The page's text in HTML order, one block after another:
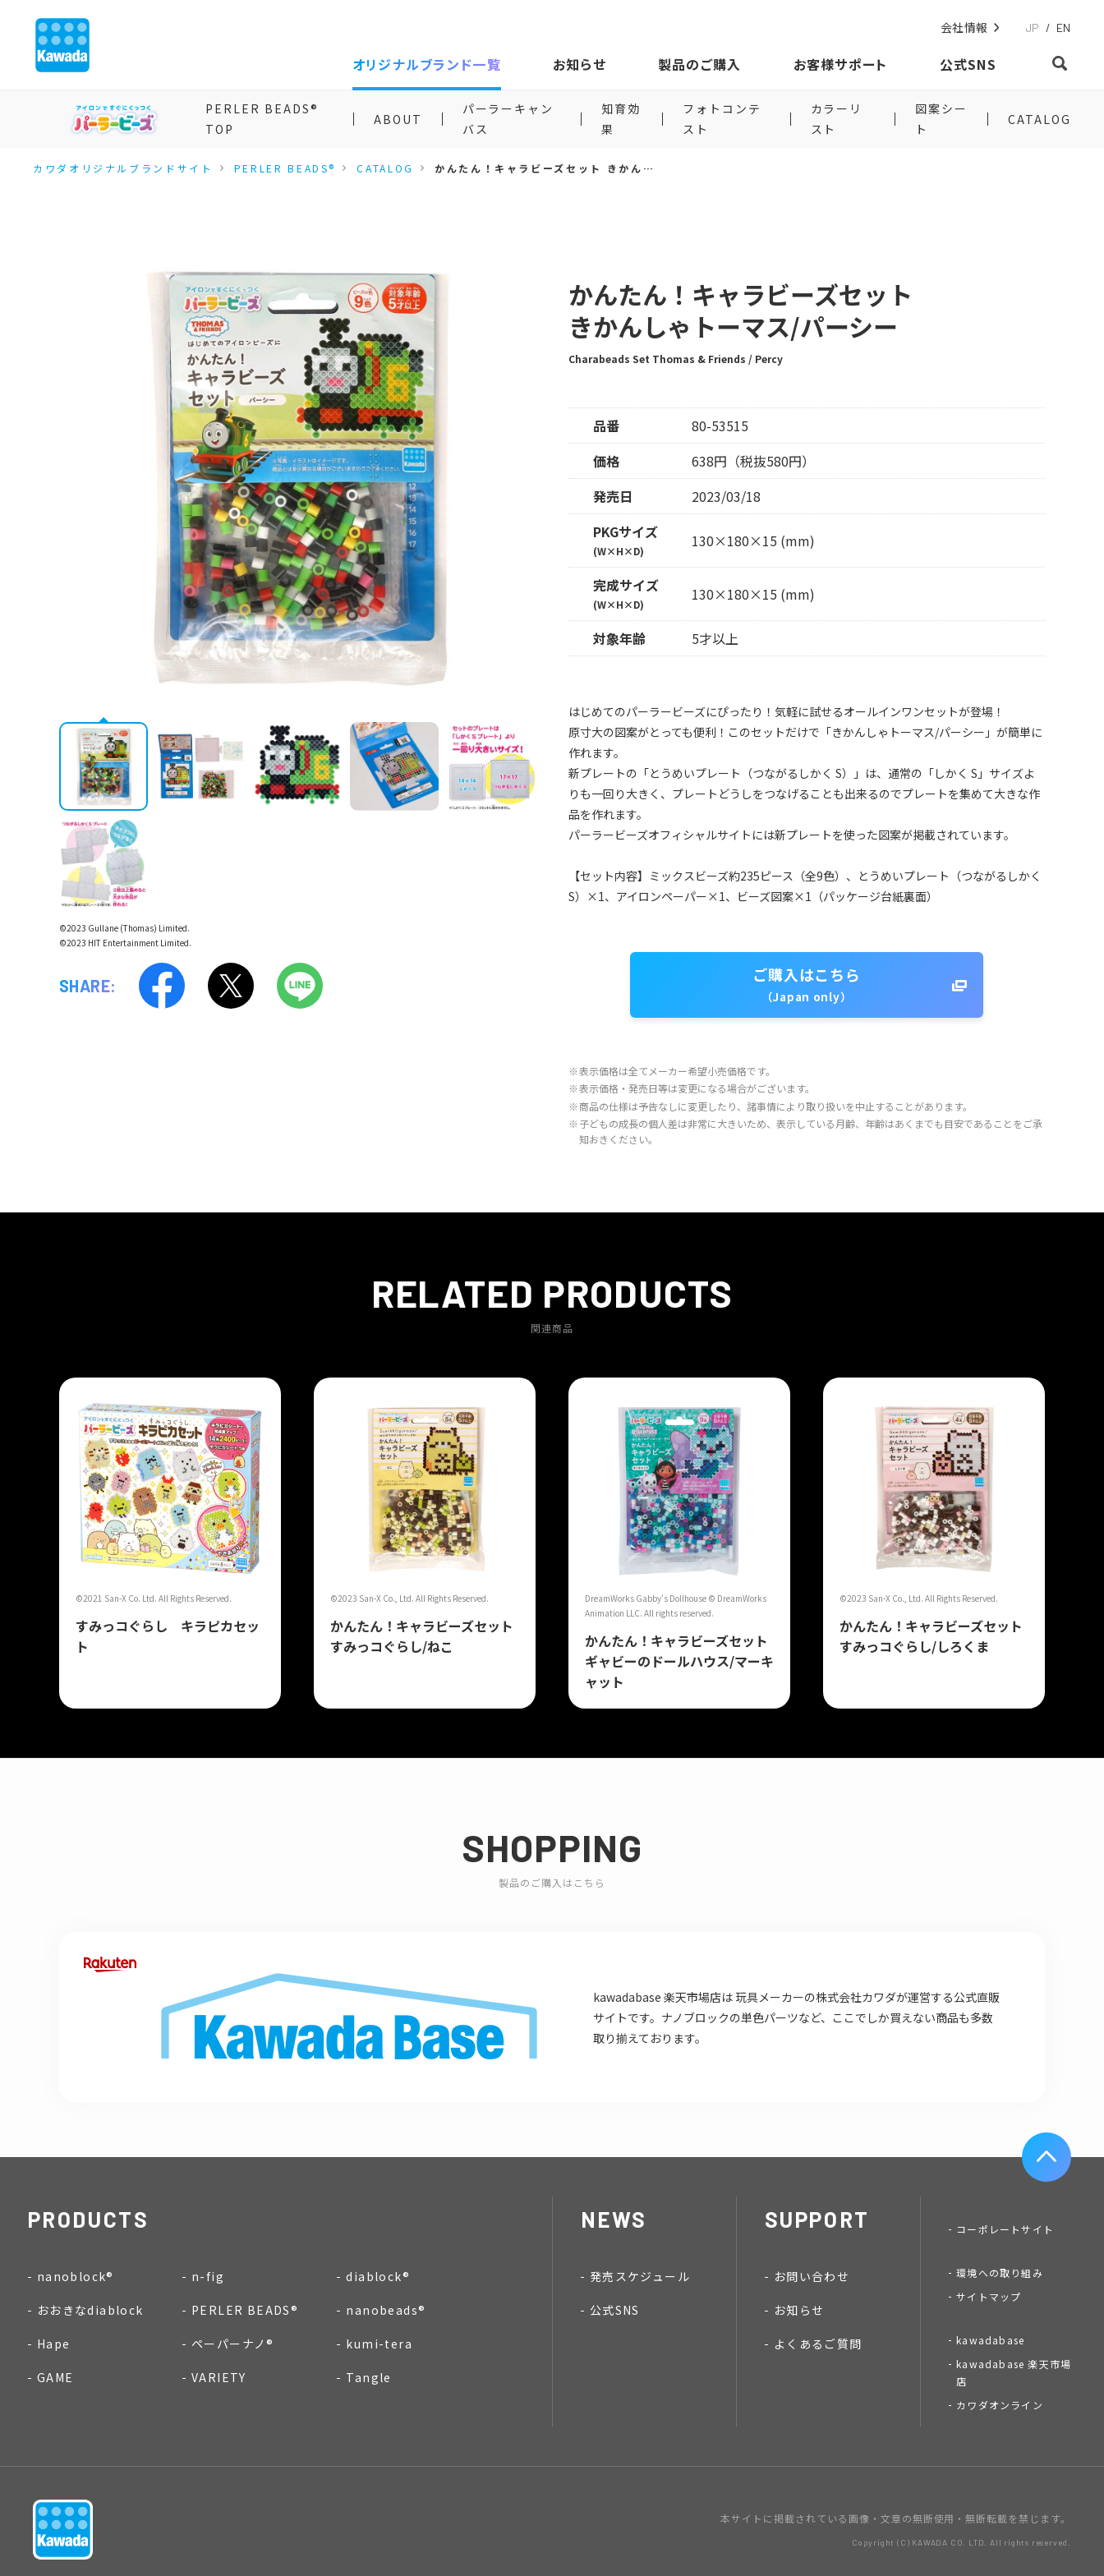
会社情報 JP / EN
オリジナルブランド一覧 お知らせ 製品のご購入 お客様サポート 公式SNS
PERLER BEADS®
TOP
ABOUT
パーラーキャン
バス
知育効
果
フォトコンテ
スト
カラーリ
スト
図案シー
ト
CATALOG
カワダオリジナルブランドサイト PERLER BEADS® CATALOG かんたん！キャラビーズセット きかんしゃトーマス/パーシー
©2023 Gullane (Thomas) Limited.
©2023 HIT Entertainment Limited.
SHARE:
かんたん！キャラビーズセット
きかんしゃトーマス/パーシー
Charabeads Set Thomas & Friends / Percy
品番
80-53515
価格
638円（税抜580円）
発売日
2023/03/18
PKGサイズ
(W×H×D)
130×180×15 (mm)
完成サイズ
(W×H×D)
130×180×15 (mm)
対象年齢 5才以上
はじめてのパーラービーズにぴったり！気軽に試せるオールインワンセットが登場！
原寸大の図案がとっても便利！このセットだけで「きかんしゃトーマス/パーシー」が簡単に
作れます。
新プレートの「とうめいプレート（つながるしかく S）」は、通常の「しかく S」サイズよ
りも一回り大きく、プレートどうしをつなげることも出来るのでプレートを集めて大きな作
品を作れます。
パーラービーズオフィシャルサイトには新プレートを使った図案が掲載されています。
【セット内容】ミックスビーズ約235ピース（全9色）、とうめいプレート（つながるしかく
S）×1、アイロンペーパー×1、ビーズ図案×1（パッケージ台紙裏面）
ご購入はこちら
（Japan only）
※表示価格は全てメーカー希望小売価格です。
※表示価格・発売日等は変更になる場合がございます。
※商品の仕様は予告なしに変更したり、諸事情により取り扱いを中止することがあります。
※子どもの成長の個人差は非常に大きいため、表示している月齢、年齢はあくまでも目安であることをご承
知おきください。
RELATED PRODUCTS
関連商品
©2021 San-X Co. Ltd. All Rights Reserved.
すみっコぐらし キラピカセッ
ト
©2023 San-X Co., Ltd. All Rights Reserved.
かんたん！キャラビーズセット
すみっコぐらし/ねこ
DreamWorks Gabby's Dollhouse © DreamWorks
Animation LLC. All rights reserved.
かんたん！キャラビーズセット
ギャビーのドールハウス/マーキ
ャット
©2023 San-X Co., Ltd. All Rights Reserved.
かんたん！キャラビーズセット
すみっコぐらし/しろくま
SHOPPING
製品のご購入はこちら
kawadabase 楽天市場店は 玩具メーカーの株式会社カワダが運営する公式直販
サイトです。ナノブロックの単色パーツなど、ここでしか買えない商品も多数
取り揃えております。
PRODUCTS
nanoblock® n-fig diablock®
おおきなdiablock PERLER BEADS® nanobeads®
Hape ペーパーナノ® kumi-tera
GAME VARIETY Tangle
NEWS
発売スケジュール
公式SNS
SUPPORT
お問い合わせ
お知らせ
よくあるご質問
コーポレートサイト
環境への取り組み
サイトマップ
kawadabase
kawadabase 楽天市場
店
カワダオンライン
本サイトに掲載されている画像・文章の無断使用・無断転載を禁じます。
Copyright (C) KAWADA CO. LTD. All rights reserved.